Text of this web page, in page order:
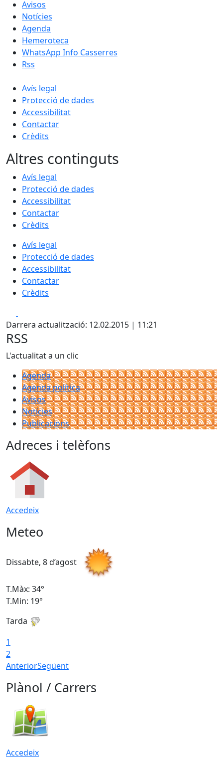
Avisos
Notícies
Agenda
Hemeroteca
WhatsApp Info Casserres
Rss
Avís legal
Protecció de dades
Accessibilitat
Contactar
Crèdits
Altres continguts
Avís legal
Protecció de dades
Accessibilitat
Contactar
Crèdits
Avís legal
Protecció de dades
Accessibilitat
Contactar
Crèdits
Darrera actualització: 12.02.2015 | 11:21
RSS
L'actualitat a un clic
Agenda
Agenda política
Avisos
Notícies
Publicacions
Adreces i telèfons
Accedeix
Meteo
Dissabte, 8 d’agost
T.Màx: 34°
T.Min: 19°
Tarda
1
2
AnteriorSegüent
Plànol / Carrers
Accedeix